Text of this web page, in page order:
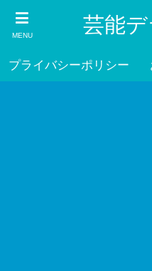
MENU 芸能
プライバシーポリシー